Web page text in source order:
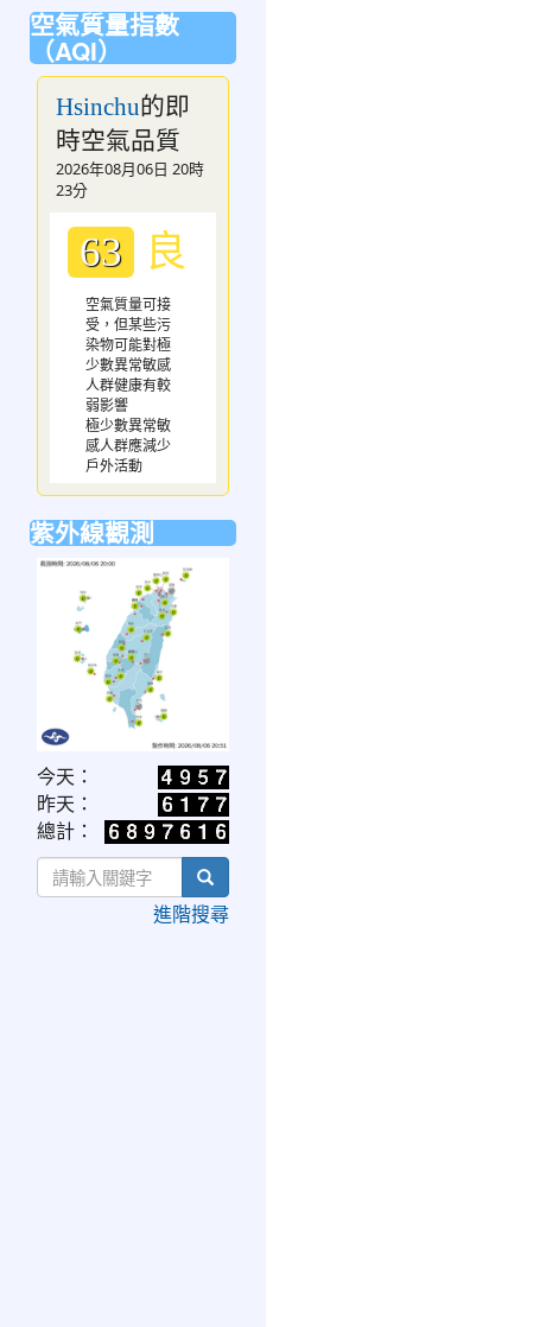
空氣質量指數
（AQI）
Hsinchu的即
時空氣品質
2026年08月06日 20時
23分
63 良
空氣質量可接
受，但某些污
染物可能對極
少數異常敏感
人群健康有較
弱影響
極少數異常敏
感人群應減少
戶外活動
紫外線觀測
link
to
https://www.cwa.gov.tw/V8/C/W/OBS_UVI.html
今天：
昨天：
總計：
search
進階搜尋